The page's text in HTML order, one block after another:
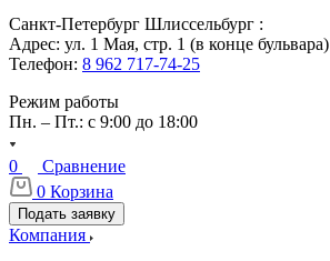
Санкт-Петербург Шлиссельбург :
Адрес: ул. 1 Мая, стр. 1 (в конце бульвара)
Телефон: 8 962 717-74-25
Режим работы
Пн. – Пт.: с 9:00 до 18:00
0
Сравнение
0 Корзина
Подать заявку
Компания